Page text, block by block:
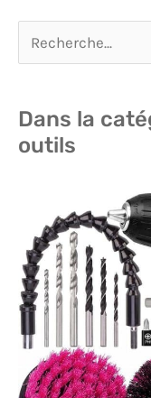
Dans la
outils